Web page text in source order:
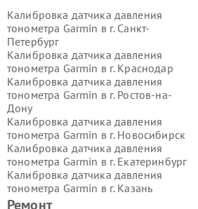
Ремонт
Калибровка датчика давления
тонометра Garmin в г. Санкт-
Петербург
Калибровка датчика давления
тонометра Garmin в г. Краснодар
Калибровка датчика давления
тонометра Garmin в г. Ростов-на-
Дону
Калибровка датчика давления
тонометра Garmin в г. Новосибирск
Калибровка датчика давления
тонометра Garmin в г. Екатеринбург
Калибровка датчика давления
тонометра Garmin в г. Казань
Калибровка датчика давления